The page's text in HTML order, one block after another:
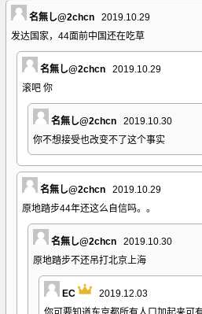
名無し@2chcn
2019.10.29
发达国家，44面前中国还在吃草
名無し@2chcn
2019.10.29
滚吧 你
名無し@2chcn
2019.10.30
你不想接受也改变不了这个事实
名無し@2chcn
2019.10.29
原地踏步44年还这么自信吗。。
名無し@2chcn
2019.10.30
原地踏步不还吊打北京上海
EC
2019.12.03